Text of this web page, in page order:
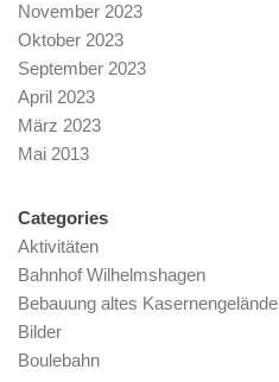
November 2023
Oktober 2023
September 2023
April 2023
März 2023
Mai 2013
Categories
Aktivitäten
Bahnhof Wilhelmshagen
Bebauung altes Kasernengelände
Bilder
Boulebahn